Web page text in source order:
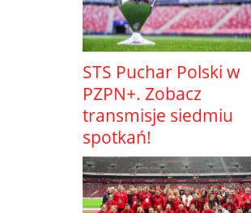
STS Puchar Polski w
PZPN+. Zobacz
transmisje siedmiu
spotkań!